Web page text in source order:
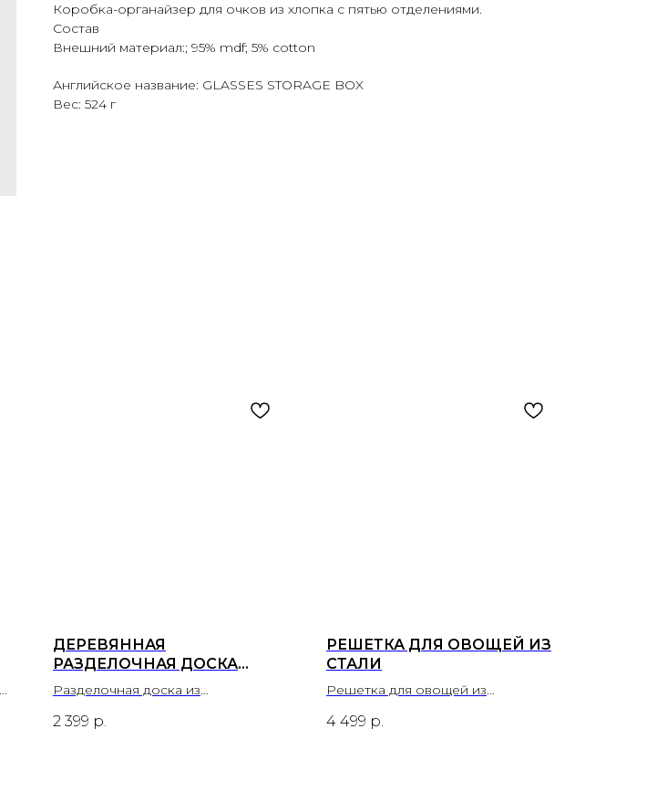
Коробка-органайзер для очков из хлопка с пятью отделениями.
Состав
Внешний материал:; 95% mdf; 5% cotton
Английское название: GLASSES STORAGE BOX
Вес: 524 г
ДЕРЕВЯННАЯ
РАЗДЕЛОЧНАЯ ДОСКА
АСИММЕТРИЧНОЙ ФОРМЫ
Разделочная доска из
2 399 р.
РЕШЕТКА ДЛЯ ОВОЩЕЙ ИЗ
СТАЛИ
Решетка для овощей из
4 499 р.